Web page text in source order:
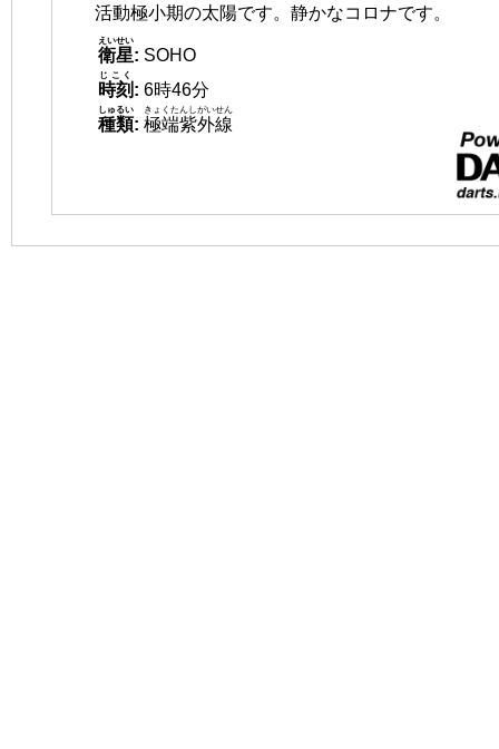
活動極小期の太陽です。静かなコロナです。
衛星
えいせい
: SOHO
時刻
じこく
: 6時46分
種類
しゅるい
: 極端紫外線
きょくたんしがいせん